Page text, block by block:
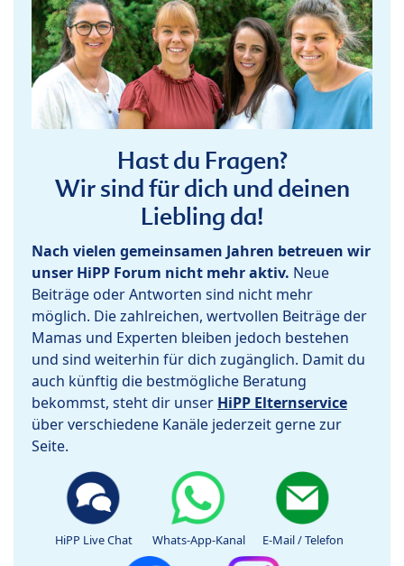
Hast du Fragen?
Wir sind für dich und deinen
Liebling da!
Nach vielen gemeinsamen Jahren betreuen wir
unser HiPP Forum nicht mehr aktiv. Neue
Beiträge oder Antworten sind nicht mehr
möglich. Die zahlreichen, wertvollen Beiträge der
Mamas und Experten bleiben jedoch bestehen
und sind weiterhin für dich zugänglich. Damit du
auch künftig die bestmögliche Beratung
bekommst, steht dir unser HiPP Elternservice
über verschiedene Kanäle jederzeit gerne zur
Seite.
HiPP Live Chat Whats-App-Kanal E-Mail / Telefon